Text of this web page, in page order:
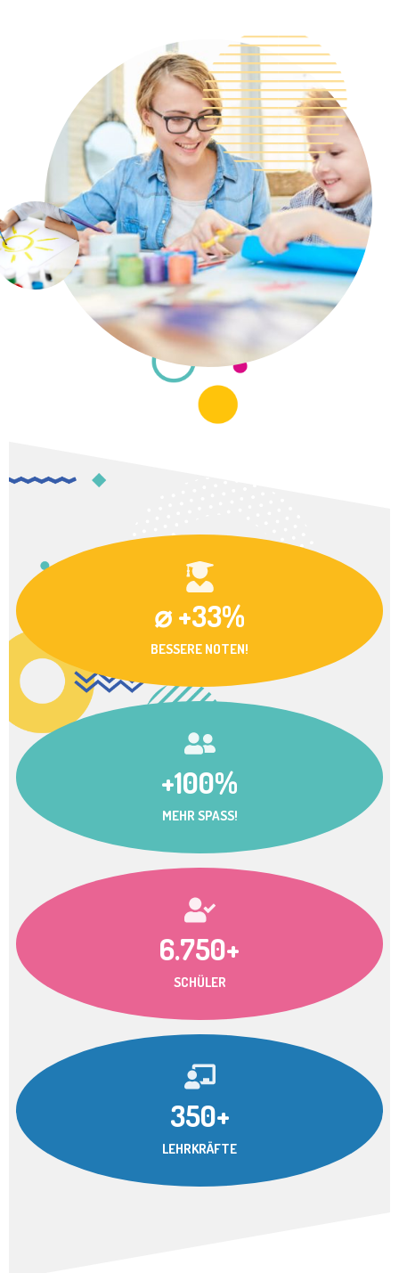
⌀ +33%
BESSERE NOTEN!
+100%
MEHR SPASS!
6.750+
SCHÜLER
350+
LEHRKRÄFTE